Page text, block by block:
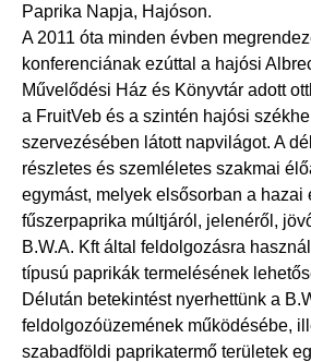
Paprika Napja, Hajóson.
A 2011 óta minden évben
konferenciának ezúttal a hajósi
Művelődési Ház és Könyvtár adott
a FruitVeb és a szintén hajósi
szervezésében látott napvilágot. A
részletes és szemléletes szakmai
egymást, melyek elsősorban a hazai
fűszerpaprika múltjáról, jelenéről,
B.W.A. Kft által feldolgozásra
típusú paprikák termelésének
Délután betekintést nyerhettünk a
feldolgozóüzemének működésébe,
szabadföldi paprikatermő területek